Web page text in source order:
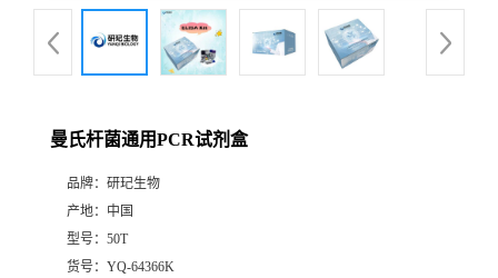
曼氏杆菌通用PCR试剂盒
品牌： 研玘生物
产地： 中国
型号： 50T
货号： YQ-64366K